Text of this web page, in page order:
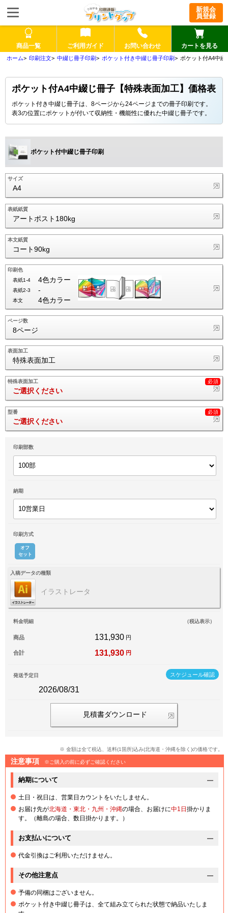
新規会
員登録
商品一覧 ご利用ガイド お問い合わせ カートを見る
印刷注文 中綴じ冊子印刷 ポケット付き中綴じ冊子印刷 ポケット付A4中
ポケット付A4中綴じ冊子【特殊表面加工】価格表
ポケット付き中綴じ冊子は、8ページから24ページまでの冊子印刷です。
表3の位置にポケットが付いて収納性・機能性に優れた中綴じ冊子です。
ポケット付中綴じ冊子印刷
サイズ
A4
表紙紙質
アートポスト180kg
本文紙質
コート90kg
印刷色
表紙1-4
4色カラー
表紙2-3 -
本文 4色カラー
ページ数
8ページ
表面加工
特殊表面加工
特殊表面加工
ご選択ください
型番
ご選択ください
印刷部数
納期
印刷方式
オフ
セット
入稿データの種類
イラストレータ
料金明細 （税込表示）
商品 131,930 円
合計 131,930 円
スケジュール確認
発送予定日
2026/08/31
見積書ダウンロード
※ 金額は全て税込、送料(1箇所)込み(北海道・沖縄を除く)の価格です。
注意事項 ※ご購入の前に必ずご確認ください
納期について
土日・祝日は、営業日カウントをいたしません。
お届け先が北海道・ 東北 ・ 九州 ・沖縄の場合、お届けに中1日 掛かりま
す。（離島の場合、数日掛かります。）
お支払いについて
代金引換はご利用いただけません。
その他注意点
予備の同梱はございません。
ポケット付き中綴じ冊子は、全て組み立てられた状態で納品いたしま